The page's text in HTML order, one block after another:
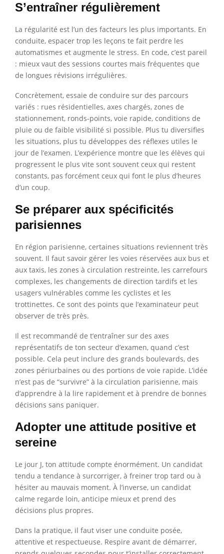
S’entraîner régulièrement
La régularité est l’un des facteurs les plus importants. En
conduite, espacer trop les leçons te fait perdre les
automatismes et augmente le stress. En code, c’est pareil
: mieux vaut des sessions courtes mais fréquentes que
de longues révisions irrégulières.
Concrètement, essaie de conduire sur des parcours
variés : rues résidentielles, axes chargés, zones de
stationnement, ronds-points, voie rapide, conditions de
pluie ou de faible visibilité si possible. Plus tu diversifies
les situations, plus tu développes des réflexes utiles le
jour de l’examen. L’expérience montre que les élèves qui
progressent le plus vite sont souvent ceux qui restent
constants, pas forcément ceux qui font le plus d’heures
d’un coup.
Se préparer aux spécificités
parisiennes
En région parisienne, certaines situations reviennent très
souvent. Il faut savoir gérer les voies réservées aux bus et
aux taxis, les zones à circulation restreinte, les carrefours
complexes, les changements de direction tardifs et les
usagers vulnérables comme les cyclistes et les
trottinettes. Ce sont des points que l’examinateur peut
observer de très près.
Il est recommandé de t’entraîner sur des axes
représentatifs de ton secteur d’examen, quand c’est
possible. Cela peut inclure des grands boulevards, des
zones périurbaines ou des portions de voie rapide. L’idée
n’est pas de “survivre” à la circulation parisienne, mais
d’apprendre à la lire rapidement et à prendre de bonnes
décisions sans paniquer.
Adopter une attitude positive et
sereine
Le jour J, ton attitude compte énormément. Un candidat
tendu a tendance à surcorriger, à freiner trop tard ou à
hésiter au mauvais moment. À l’inverse, un candidat
calme regarde loin, anticipe mieux et prend des
décisions plus propres.
Dans la pratique, il faut viser une conduite posée,
attentive et respectueuse. Respire avant de démarrer,